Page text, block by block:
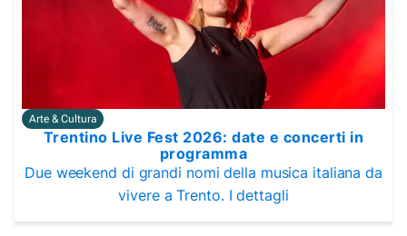
Arte & Cultura
Trentino Live Fest 2026: date e concerti in
programma
Due weekend di grandi nomi della musica italiana da
vivere a Trento. I dettagli